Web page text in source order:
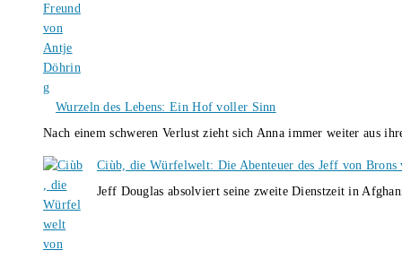
Wurzeln des Lebens: Ein Hof voller Sinn
Nach einem schweren Verlust zieht sich Anna immer weiter aus
Ciùb, die Würfelwelt: Die Abenteuer des Jeff von Brons
Jeff Douglas absolviert seine zweite Dienstzeit in